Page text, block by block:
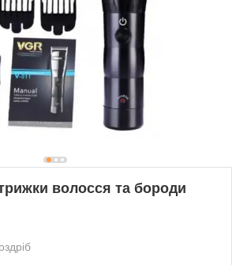
волосся та бороди